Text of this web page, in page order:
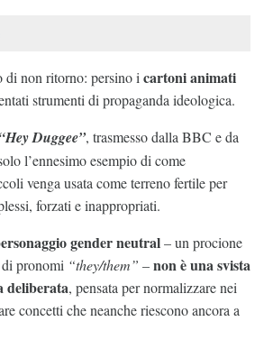
di non ritorno: persino i cartoni animati
strumenti di propaganda ideologica.
“Hey Duggee”, trasmesso dalla BBC e da
l’ennesimo esempio di come
venga usata come terreno fertile per
forzati e inappropriati.
gender neutral– un procione
pronomi “they/them” –non è una svista
deliberata, pensata per normalizzare nei
concetti che neanche riescono ancora a